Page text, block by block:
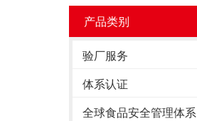
产品类别
验厂服务
体系认证
全球食品安全管理体系